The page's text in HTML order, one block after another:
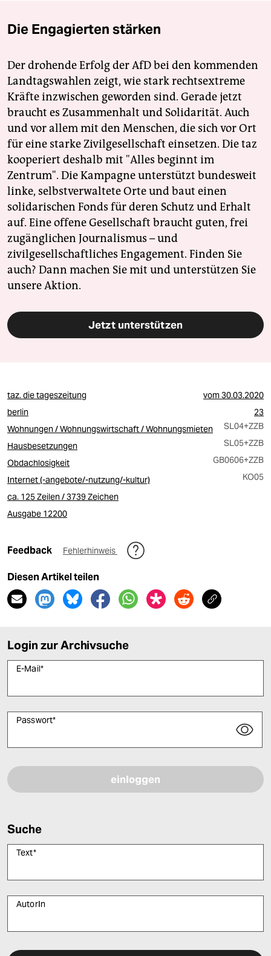
Die Engagierten stärken
Der drohende Erfolg der AfD bei den kommenden
Landtagswahlen zeigt, wie stark rechtsextreme
Kräfte inzwischen geworden sind. Gerade jetzt
braucht es Zusammenhalt und Solidarität. Auch
und vor allem mit den Menschen, die sich vor Ort
für eine starke Zivilgesellschaft einsetzen. Die taz
kooperiert deshalb mit "Alles beginnt im
Zentrum". Die Kampagne unterstützt bundesweit
linke, selbstverwaltete Orte und baut einen
solidarischen Fonds für deren Schutz und Erhalt
auf. Eine offene Gesellschaft braucht guten, frei
zugänglichen Journalismus – und
zivilgesellschaftliches Engagement. Finden Sie
auch? Dann machen Sie mit und unterstützen Sie
unsere Aktion.
Jetzt unterstützen
taz. die tageszeitung vom30.03.2020
berlin
23
Wohnungen / Wohnungswirtschaft / Wohnungsmieten
SL04+ZZB
Hausbesetzungen
SL05+ZZB
Obdachlosigkeit
GB0606+ZZB
Internet (-angebote/-nutzung/-kultur)
KO05
ca. 125 Zeilen / 3739 Zeichen
Ausgabe 12200
Feedback Fehlerhinweis
Diesen Artikel teilen
Login zur Archivsuche
E-Mail*
Passwort*
Suche
Text*
AutorIn